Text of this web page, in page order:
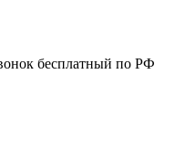
бесплатный по РФ